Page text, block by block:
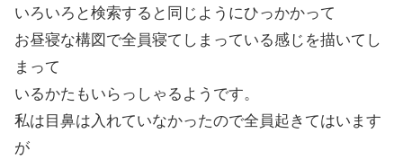
いろいろと検索すると同じようにひっかかって
お昼寝な構図で全員寝てしまっている感じを描いてし
まって
いるかたもいらっしゃるようです。
私は目鼻は入れていなかったので全員起きてはいます
が